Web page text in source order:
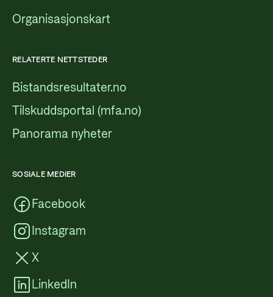
Organisasjonskart
RELATERTE NETTSTEDER
Bistandsresultater.no
Tilskuddsportal (mfa.no)
Panorama nyheter
SOSIALE MEDIER
Facebook
Instagram
X
LinkedIn